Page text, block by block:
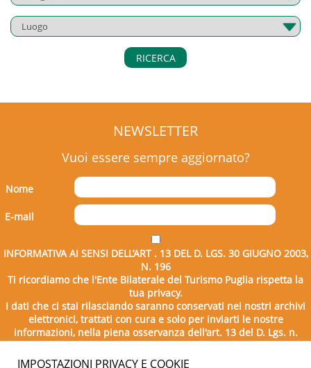
RICERCA
NEWSLETTER
Vuoi essere sempre aggiornato?
Nome
E-mail
INFORMATIVA AI SENSI DELL’ART . 13 DEL D. LGS. 30 GIUGNO 2003,
N. 196
Ti ricordiamo che l'Ente Bilaterale del Turismo Puglia rispetta la
tua privacy.
I dati che ci stai rilasciando saranno conservati nei nostri archivi
elettronici, trattati con cura e solo per inviarti le nostre
informazioni, nella piena osservanza dell'art. 13 del D. Lgs. n.
196/2003.
IMPOSTAZIONI PRIVACY E COOKIE